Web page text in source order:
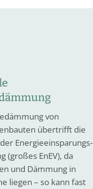
von
übertrifft die
Energieeinsparungs­
(großes EnEV), da
und Dämmung in
liegen – so kann fast